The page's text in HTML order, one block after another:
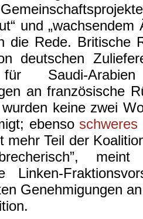
und
die Rede. Britische
deutschen
für Saudi-
an französische
keine zwei
ebenso schweres
mehr Teil der
Linken-
Genehmigungen